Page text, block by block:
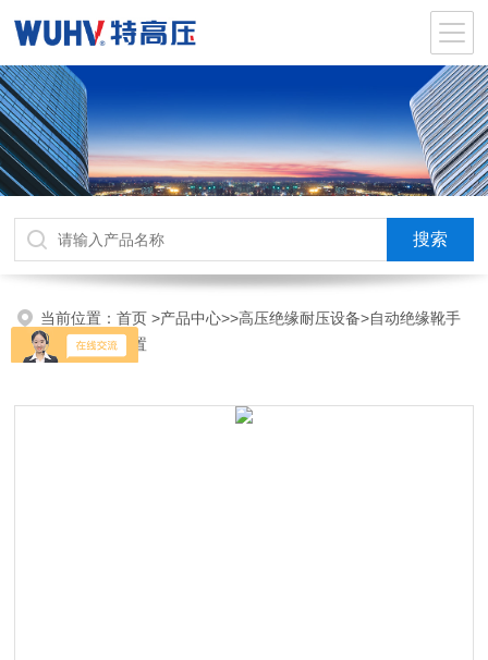
当前位置：首页>产品中心>>高压绝缘耐压设备>自动绝缘靴手
套耐压试验装置